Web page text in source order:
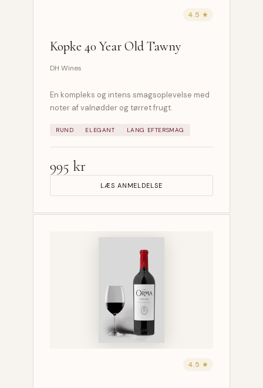
4.5 ★
Kopke 40 Year Old Tawny
DH Wines
En kompleks og intens smagsoplevelse med
noter af valnødder og tørret frugt.
RUND ELEGANT LANG EFTERSMAG
995 kr
LÆS ANMELDELSE
4.5 ★